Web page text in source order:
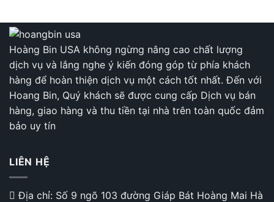
Hoàng Bin USA không ngừng nâng cao chất lượng
dịch vụ và lắng nghe ý kiến đóng góp từ phía khách
hàng để hoàn thiện dịch vụ một cách tốt nhất. Đến với
Hoang Bin, Quý khách sẽ được cung cấp Dịch vụ bán
hàng, giao hàng và thu tiền tại nhà trên toàn quốc đảm
bảo uy tín
LIÊN HỆ
Địa chỉ: Số 9 ngõ 103 đường Giáp Bát Hoàng Mai Hà